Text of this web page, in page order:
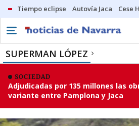
Tiempo eclipse Autovía Jaca Cese
SUPERMAN LÓPEZ
SOCIEDAD
Adjudicadas por 135 millones las
variante entre Pamplona y Jaca